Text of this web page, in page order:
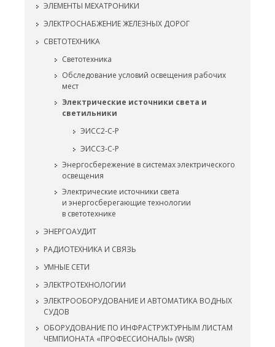
ЭЛЕМЕНТЫ МЕХАТРОНИКИ
ЭЛЕКТРОСНАБЖЕНИЕ ЖЕЛЕЗНЫХ ДОРОГ
СВЕТОТЕХНИКА
Светотехника
Обследование условий освещения рабочих
мест
Электрические источники света и
светильники
ЭИСС2-С-Р
ЭИСС3-С-Р
Энергосбережение в системах электрического
освещения
Электрические источники света
и энергосберегающие технологии
в светотехнике
ЭНЕРГОАУДИТ
РАДИОТЕХНИКА И СВЯЗЬ
УМНЫЕ СЕТИ
ЭЛЕКТРОТЕХНОЛОГИИ
ЭЛЕКТРООБОРУДОВАНИЕ И АВТОМАТИКА ВОДНЫХ
СУДОВ
ОБОРУДОВАНИЕ ПО ИНФРАСТРУКТУРНЫМ ЛИСТАМ
ЧЕМПИОНАТА «ПРОФЕССИОНАЛЫ» (WSR)